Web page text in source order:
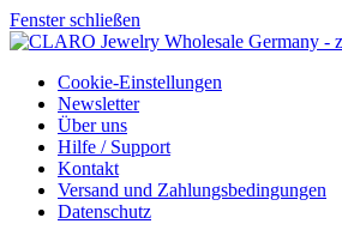
Fenster schließen
Cookie-Einstellungen
Newsletter
Über uns
Hilfe / Support
Kontakt
Versand und Zahlungsbedingungen
Datenschutz